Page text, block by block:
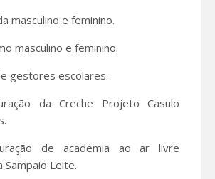
masculino e feminino.
masculino e feminino.
gestores escolares.
da Creche Projeto Casulo
de academia ao ar livre
Sampaio Leite.